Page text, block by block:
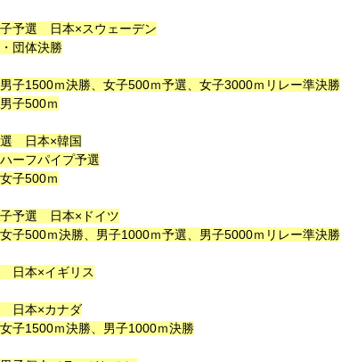
予選 日本×スウェーデン
団体決勝
子1500ｍ決勝、女子500ｍ予選、女子3000ｍリレー準決勝
子500ｍ
日本×韓国
ーフパイプ予選
子500ｍ
予選 日本×ドイツ
子500ｍ決勝、男子1000ｍ予選、男子5000ｍリレー準決勝
日本×イギリス
日本×カナダ
子1500ｍ決勝、男子1000ｍ決勝